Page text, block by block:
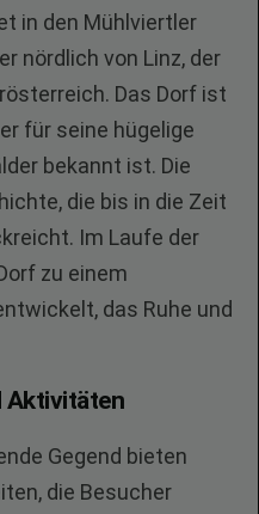
in den Mühlviertler
nördlich von Linz, der
Das Dorf ist
für seine hügelige
bekannt ist. Die
die bis in die Zeit
Im Laufe der
zu einem
das Ruhe und
Aktivitäten
Gegend bieten
die Besucher